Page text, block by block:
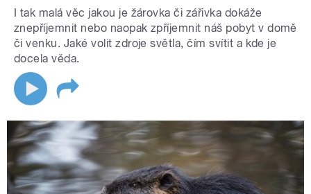
I tak malá věc jakou je žárovka či zářivka dokáže
znepříjemnit nebo naopak zpříjemnit náš pobyt v domě
či venku. Jaké volit zdroje světla, čím svítit a kde je
docela věda.